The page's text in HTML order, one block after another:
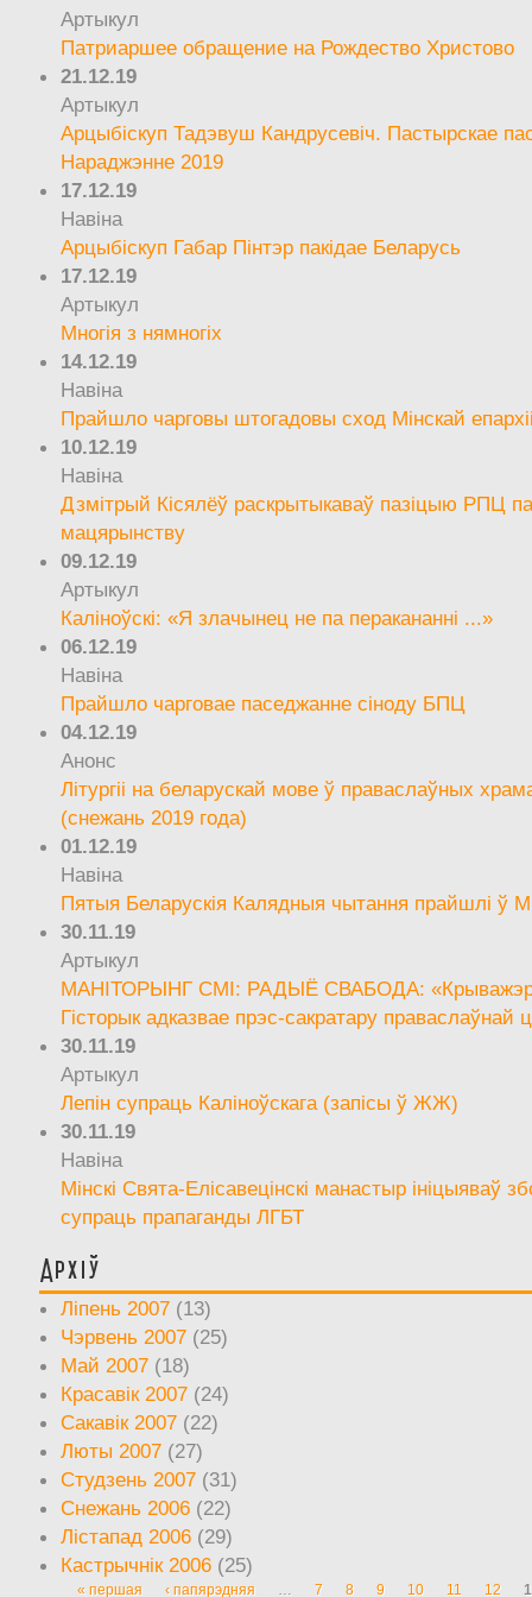
Артыкул
Патриаршее обращение на Рождество Христово
21.12.19
Артыкул
Арцыбіскуп Тадэвуш Кандрусевіч. Пастырскае
Нараджэнне 2019
17.12.19
Навіна
Арцыбіскуп Габар Пінтэр пакідае Беларусь
17.12.19
Артыкул
Многія з нямногіх
14.12.19
Навіна
Прайшло чарговы штогадовы сход Мінскай
10.12.19
Навіна
Дзмітрый Кісялёў раскрытыкаваў пазіцыю РПЦ
мацярынству
09.12.19
Артыкул
Каліноўскі: «Я злачынец не па перакананні ...»
06.12.19
Навіна
Прайшло чарговае паседжанне сіноду БПЦ
04.12.19
Анонс
Літургіі на беларускай мове ў праваслаўных
(снежань 2019 года)
01.12.19
Навіна
Пятыя Беларускія Калядныя чытання прайшлі ў
30.11.19
Артыкул
МАНІТОРЫНГ СМІ: РАДЫЁ СВАБОДА:
Гісторык адказвае прэс-сакратару праваслаўнай
30.11.19
Артыкул
Лепін супраць Каліноўскага (запісы ў ЖЖ)
30.11.19
Навіна
Мінскі Свята-Елісавецінскі манастыр ініцыяваў
супраць прапаганды ЛГБТ
Архіў
Ліпень 2007 (13)
Чэрвень 2007 (25)
Май 2007 (18)
Красавік 2007 (24)
Сакавік 2007 (22)
Люты 2007 (27)
Студзень 2007 (31)
Снежань 2006 (22)
Лістапад 2006 (29)
Кастрычнік 2006 (25)
« першая ‹ папярэдняя … 7 8 9 10 11 12